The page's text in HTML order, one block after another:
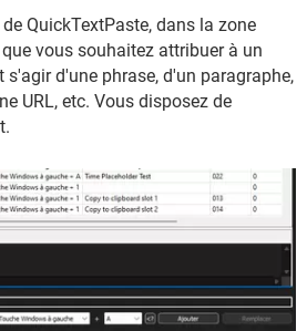
QuickTextPaste, dans la zone
vous souhaitez attribuer à un
s'agir d'une phrase, d'un paragraphe,
URL, etc. Vous disposez de